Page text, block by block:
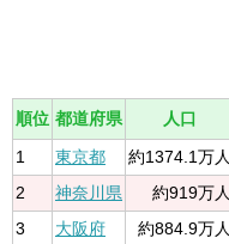
順位 都道府県 人口
1
東京都
約1374.1万人
2
神奈川県 約919万人
3
大阪府
約884.9万人